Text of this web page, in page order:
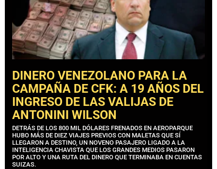
DINERO VENEZOLANO PARA LA
CAMPAÑA DE CFK: A 19 AÑOS DEL
INGRESO DE LAS VALIJAS DE
ANTONINI WILSON
DETRÁS DE LOS 800 MIL DÓLARES FRENADOS EN AEROPARQUE
HUBO MÁS DE DIEZ VIAJES PREVIOS CON MALETAS QUE SÍ
LLEGARON A DESTINO, UN NOVENO PASAJERO LIGADO A LA
INTELIGENCIA CHAVISTA QUE LOS GRANDES MEDIOS PASARON
POR ALTO Y UNA RUTA DEL DINERO QUE TERMINABA EN CUENTAS
SUIZAS.